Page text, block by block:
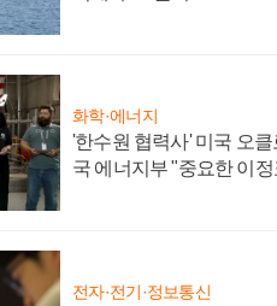
화학·에너지
'한수원 협력사' 미국 오클
국 에너지부 "중요한 이정
전자·전기·정보통신